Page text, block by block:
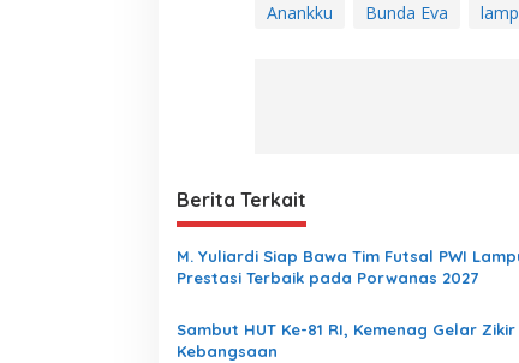
Anankku Bunda Eva
Berita Terkait
M. Yuliardi Siap Bawa Tim Futsal PWI
Prestasi Terbaik pada Porwanas 2027
Sambut HUT Ke-81 RI, Kemenag Gelar
Kebangsaan